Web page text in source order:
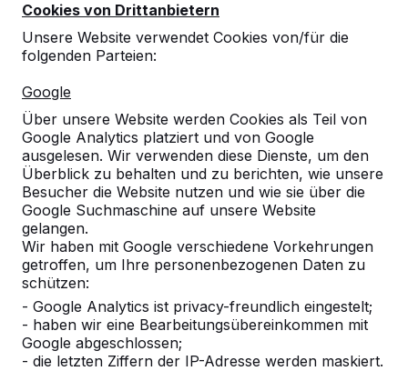
Cookies von Drittanbietern
Unsere Website verwendet Cookies von/für die
folgenden Parteien:
Google
Über unsere Website werden Cookies als Teil von
Google Analytics platziert und von Google
ausgelesen. Wir verwenden diese Dienste, um den
Überblick zu behalten und zu berichten, wie unsere
Besucher die Website nutzen und wie sie über die
Google Suchmaschine auf unsere Website
gelangen.
Wir haben mit Google verschiedene Vorkehrungen
getroffen, um Ihre personenbezogenen Daten zu
schützen:
- Google Analytics ist privacy-freundlich eingestelt;
- haben wir eine Bearbeitungsübereinkommen mit
Google abgeschlossen;
- die letzten Ziffern der IP-Adresse werden maskiert.
Das Produkt ist kinderfreundlich, ohne Ecken
und Kanten und sehr stabil.
Doris Börner
20-06-2016